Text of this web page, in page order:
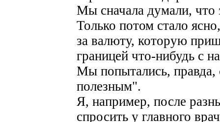
Мы сначала думали, что
Только потом стало
за валюту, которую
границей что-нибудь с
Мы попытались, правда,
полезным".
Я, например, после
спросить у главного